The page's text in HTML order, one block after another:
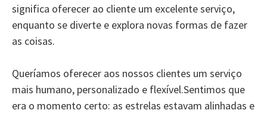
significa oferecer ao cliente um excelente serviço,
enquanto se diverte e explora novas formas de fazer
as coisas.
Queríamos oferecer aos nossos clientes um serviço
mais humano, personalizado e flexível.Sentimos que
era o momento certo: as estrelas estavam alinhadas e